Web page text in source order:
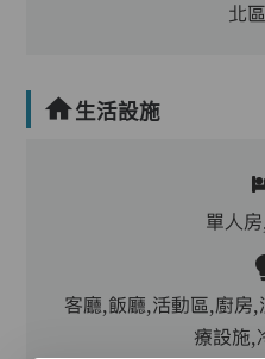
北
生活設施
單人
客廳,飯廳,活動區,廚房
療設施,